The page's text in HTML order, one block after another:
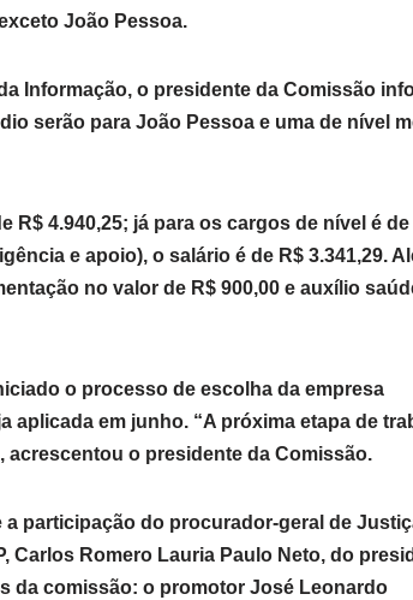
João Pessoa.
Informação, o presidente da Comissão
serão para João Pessoa e uma de nível
4.940,25; já para os cargos de nível é de
e apoio), o salário é de R$ 3.341,29.
no valor de R$ 900,00 e auxílio
o processo de escolha da empresa
aplicada em junho. “A próxima etapa de
o presidente da Comissão.
participação do procurador-geral de
Carlos Romero Lauria Paulo Neto, do
da comissão: o promotor José Leonardo